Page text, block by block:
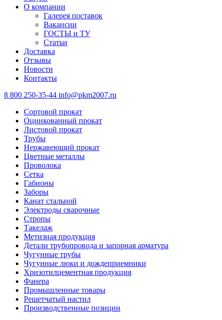
О компании
Галерея поставок
Вакансии
ГОСТЫ и ТУ
Статьи
Доставка
Отзывы
Новости
Контакты
8 800 250-35-44 info@pkm2007.ru
Сортовой прокат
Оцинкованный прокат
Листовой прокат
Трубы
Нержавеющий прокат
Цветные металлы
Проволока
Сетка
Габионы
Заборы
Канат стальной
Электроды сварочные
Стропы
Такелаж
Метизная продукция
Детали трубопровода и запорная арматура
Чугунные трубы
Чугунные люки и дождеприемники
Хризотилцементная продукция
Фанера
Промышленные товары
Решетчатый настил
Производственные позиции